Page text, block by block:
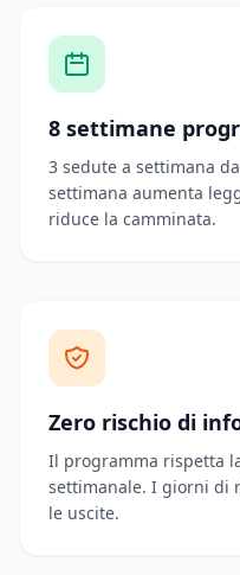
8 settimane
3 sedute a settimana
settimana aumenta
riduce la camminata.
Zero rischio di
Il programma rispetta
settimanale. I giorni di
le uscite.